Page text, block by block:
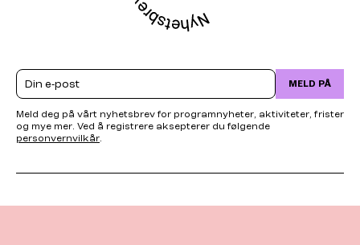
Email MELD PÅ
Meld deg på vårt nyhetsbrev for programnyheter, aktiviteter, frister
og mye mer. Ved å registrere aksepterer du følgende
personvernvilkår